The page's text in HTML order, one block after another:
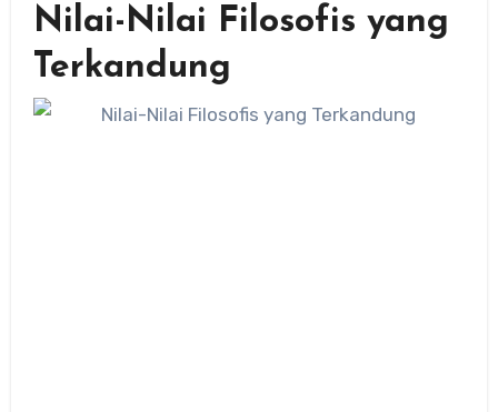
Nilai-Nilai Filosofis yang
Terkandung